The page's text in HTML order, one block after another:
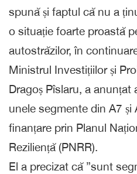
spună și faptul că nu a
o situație foarte proastă
autostrăzilor, în
Ministrul Investițiilor și
Dragoș Pîslaru, a anunțat
unele segmente din A7
finanțare prin Planul
Reziliență (PNRR).
El a precizat că ”sunt